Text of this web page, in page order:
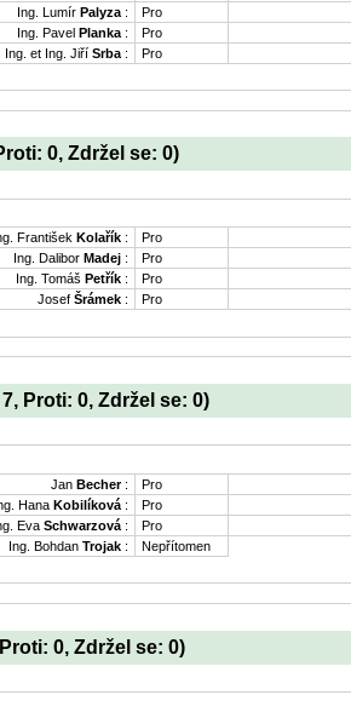
Ing. Lumír Palyza :
Pro
Ing. Pavel Planka :
Pro
Ing. et Ing. Jiří Srba : Pro
0, Zdržel se: 0)
František Kolařík :
Pro
Ing. Dalibor Madej :
Pro
Ing. Tomáš Petřík :
Pro
Josef Šrámek : Pro
Proti: 0, Zdržel se: 0)
Jan Becher:
Pro
Hana Kobilíková :
Pro
Eva Schwarzová :
Pro
Ing. Bohdan Trojak : Nepřítomen
0, Zdržel se: 0)